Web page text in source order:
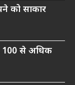
को साकार
100 से अधिक